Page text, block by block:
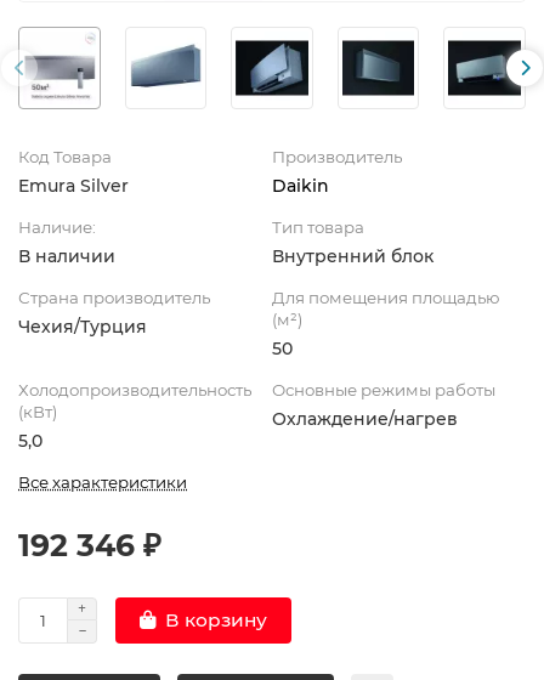
Код Товара
Emura Silver
Производитель
Daikin
Наличие:
В наличии
Тип товара
Внутренний блок
Страна производитель
Чехия/Турция
Для помещения площадью
(м²)
50
Холодопроизводительность
(кВт)
5,0
Основные режимы работы
Охлаждение/нагрев
Все характеристики
192 346 ₽
В корзину